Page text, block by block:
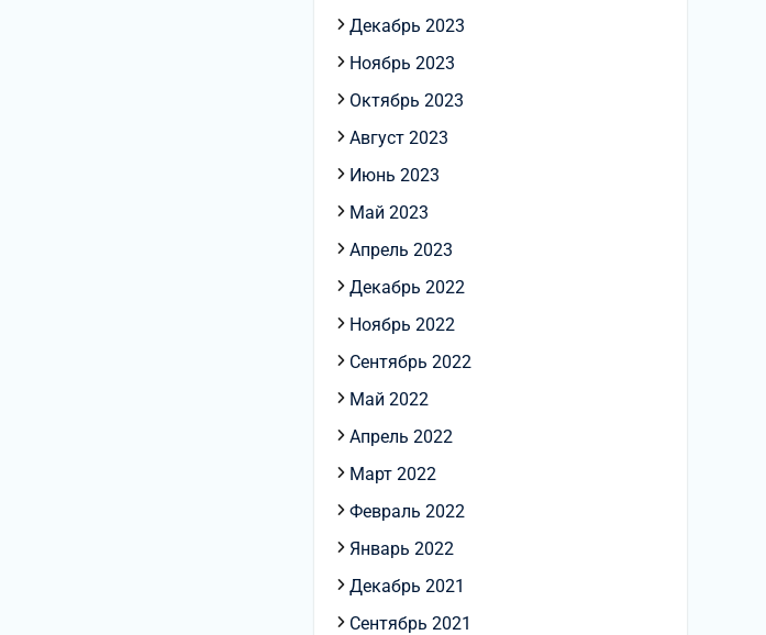
Декабрь 2023
Ноябрь 2023
Октябрь 2023
Август 2023
Июнь 2023
Май 2023
Апрель 2023
Декабрь 2022
Ноябрь 2022
Сентябрь 2022
Май 2022
Апрель 2022
Март 2022
Февраль 2022
Январь 2022
Декабрь 2021
Сентябрь 2021